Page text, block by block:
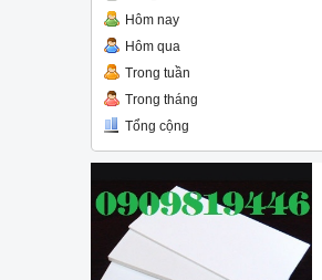
Hôm nay
Hôm qua
Trong tuần
Trong tháng
Tổng cộng